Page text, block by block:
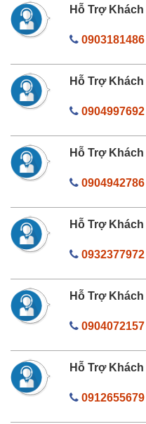
Hỗ Trợ
0903181486
Hỗ Trợ
0904997692
Hỗ Trợ
0904942786
Hỗ Trợ
0932377972
Hỗ Trợ
0904072157
Hỗ Trợ
0912655679